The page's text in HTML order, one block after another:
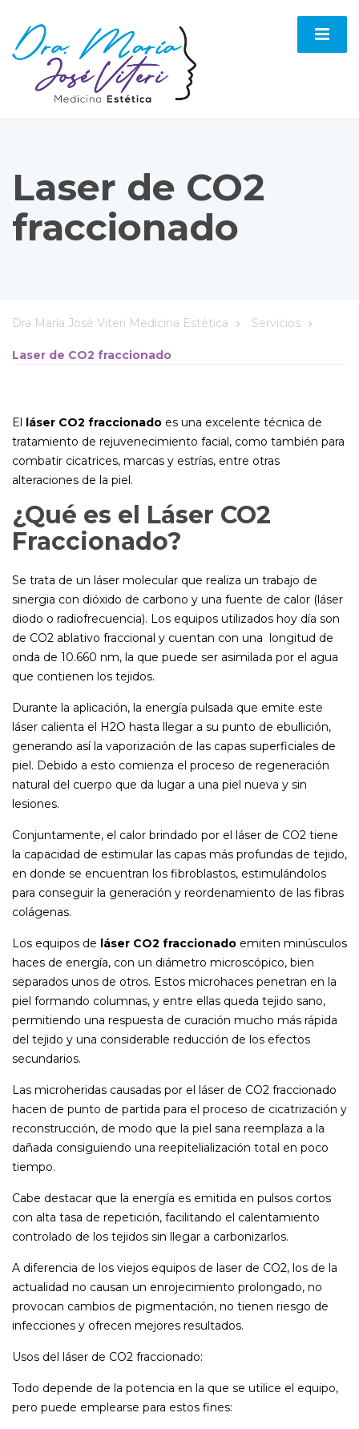
Laser de CO2
fraccionado
Dra María José Viteri Medicina Estética Servicios
Laser de CO2 fraccionado
El láser CO2 fraccionado es una excelente técnica de
tratamiento de rejuvenecimiento facial, como también para
combatir cicatrices, marcas y estrías, entre otras
alteraciones de la piel.
¿Qué es el Láser CO2
Fraccionado?
Se trata de un láser molecular que realiza un trabajo de
sinergia con dióxido de carbono y una fuente de calor (láser
diodo o radiofrecuencia). Los equipos utilizados hoy día son
de CO2 ablativo fraccional y cuentan con una longitud de
onda de 10.660 nm, la que puede ser asimilada por el agua
que contienen los tejidos.
Durante la aplicación, la energía pulsada que emite este
láser calienta el H2O hasta llegar a su punto de ebullición,
generando así la vaporización de las capas superficiales de
piel. Debido a esto comienza el proceso de regeneración
natural del cuerpo que da lugar a una piel nueva y sin
lesiones.
Conjuntamente, el calor brindado por el láser de CO2 tiene
la capacidad de estimular las capas más profundas de tejido,
en donde se encuentran los fibroblastos, estimulándolos
para conseguir la generación y reordenamiento de las fibras
colágenas.
Los equipos de láser CO2 fraccionado emiten minúsculos
haces de energía, con un diámetro microscópico, bien
separados unos de otros. Estos microhaces penetran en la
piel formando columnas, y entre ellas queda tejido sano,
permitiendo una respuesta de curación mucho más rápida
del tejido y una considerable reducción de los efectos
secundarios.
Las microheridas causadas por el láser de CO2 fraccionado
hacen de punto de partida para el proceso de cicatrización y
reconstrucción, de modo que la piel sana reemplaza a la
dañada consiguiendo una reepitelialización total en poco
tiempo.
Cabe destacar que la energía es emitida en pulsos cortos
con alta tasa de repetición, facilitando el calentamiento
controlado de los tejidos sin llegar a carbonizarlos.
A diferencia de los viejos equipos de laser de CO2, los de la
actualidad no causan un enrojecimiento prolongado, no
provocan cambios de pigmentación, no tienen riesgo de
infecciones y ofrecen mejores resultados.
Usos del láser de CO2 fraccionado:
Todo depende de la potencia en la que se utilice el equipo,
pero puede emplearse para estos fines: